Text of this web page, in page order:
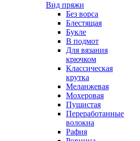
Вид пряжи
Без ворса
Блестящая
Букле
В подмот
Для вязания
крючком
Классическая
крутка
Меланжевая
Мохеровая
Пушистая
Переработанные
волокна
Рафия